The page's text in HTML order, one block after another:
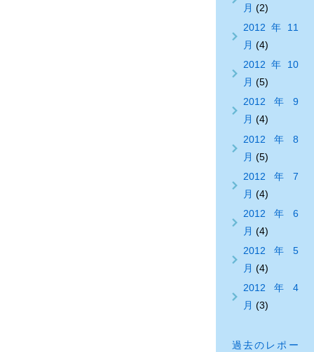
月 (2)
2012年11
月 (4)
2012年10
月 (5)
2012年9
月 (4)
2012年8
月 (5)
2012年7
月 (4)
2012年6
月 (4)
2012年5
月 (4)
2012年4
月 (3)
過去のレポー